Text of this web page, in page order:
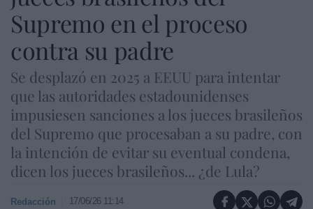
Supremo en el proceso
contra su padre
Se desplazó en 2025 a EEUU para intentar
que las autoridades estadounidenses
impusiesen sanciones a los jueces brasileños
del Supremo que procesaban a su padre, con
la intención de evitar su eventual condena,
dicen los jueces brasileños... ¿de Lula?
Redacción 17/06/26 11:14